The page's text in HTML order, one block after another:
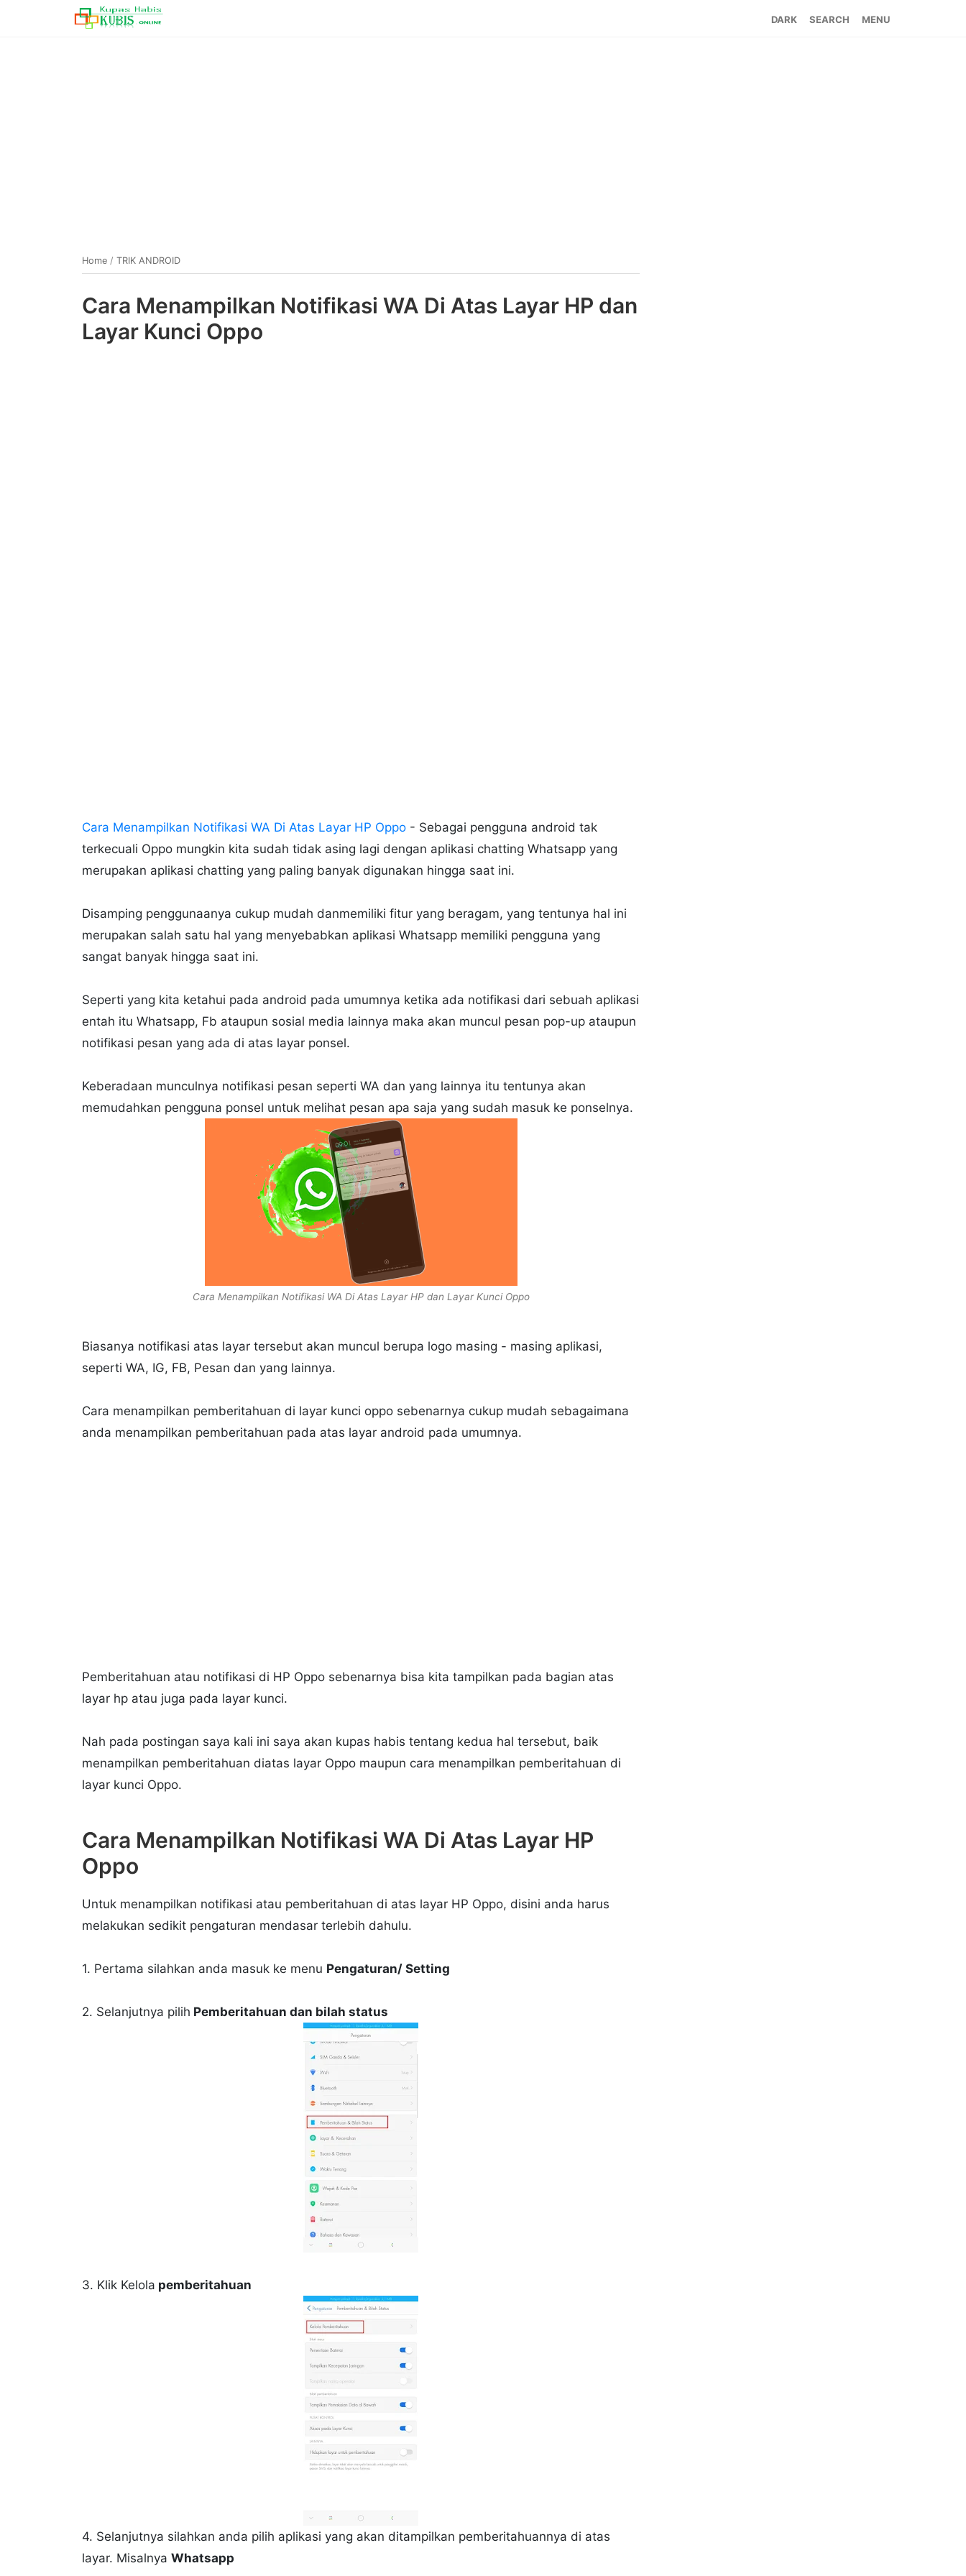
SEARCH MENU
Home / TRIK ANDROID
Cara Menampilkan Notifikasi WA Di Atas Layar HP dan
Layar Kunci Oppo
Cara Menampilkan Notifikasi WA Di Atas Layar HP Oppo - Sebagai pengguna android tak
terkecuali Oppo mungkin kita sudah tidak asing lagi dengan aplikasi chatting Whatsapp yang
merupakan aplikasi chatting yang paling banyak digunakan hingga saat ini.
Disamping penggunaanya cukup mudah danmemiliki fitur yang beragam, yang tentunya hal ini
merupakan salah satu hal yang menyebabkan aplikasi Whatsapp memiliki pengguna yang
sangat banyak hingga saat ini.
Seperti yang kita ketahui pada android pada umumnya ketika ada notifikasi dari sebuah aplikasi
entah itu Whatsapp, Fb ataupun sosial media lainnya maka akan muncul pesan pop-up ataupun
notifikasi pesan yang ada di atas layar ponsel.
Keberadaan munculnya notifikasi pesan seperti WA dan yang lainnya itu tentunya akan
memudahkan pengguna ponsel untuk melihat pesan apa saja yang sudah masuk ke ponselnya.
Cara Menampilkan Notifikasi WA Di Atas Layar HP dan Layar Kunci Oppo
Biasanya notifikasi atas layar tersebut akan muncul berupa logo masing - masing aplikasi,
seperti WA, IG, FB, Pesan dan yang lainnya.
Cara menampilkan pemberitahuan di layar kunci oppo sebenarnya cukup mudah sebagaimana
anda menampilkan pemberitahuan pada atas layar android pada umumnya.
Pemberitahuan atau notifikasi di HP Oppo sebenarnya bisa kita tampilkan pada bagian atas
layar hp atau juga pada layar kunci.
Nah pada postingan saya kali ini saya akan kupas habis tentang kedua hal tersebut, baik
menampilkan pemberitahuan diatas layar Oppo maupun cara menampilkan pemberitahuan di
layar kunci Oppo.
Cara Menampilkan Notifikasi WA Di Atas Layar HP
Oppo
Untuk menampilkan notifikasi atau pemberitahuan di atas layar HP Oppo, disini anda harus
melakukan sedikit pengaturan mendasar terlebih dahulu.
1. Pertama silahkan anda masuk ke menu Pengaturan/ Setting
2. Selanjutnya pilih Pemberitahuan dan bilah status
3. Klik Kelola pemberitahuan
4. Selanjutnya silahkan anda pilih aplikasi yang akan ditampilkan pemberitahuannya di atas
layar. Misalnya Whatsapp